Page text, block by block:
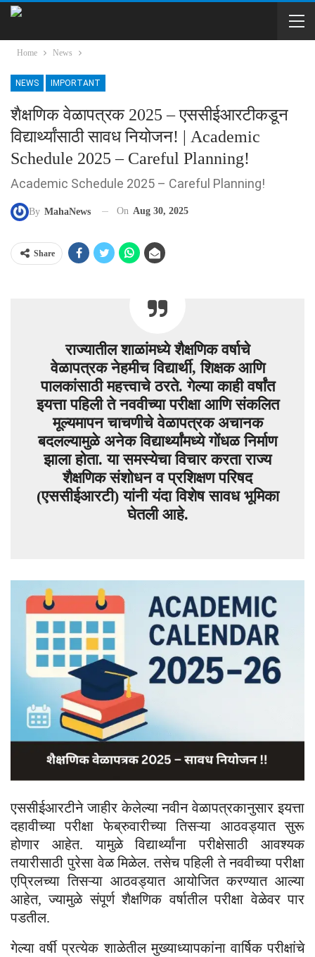
Home News
NEWS IMPORTANT
शैक्षणिक वेळापत्रक 2025 – एससीईआरटीकडून
विद्यार्थ्यांसाठी सावध नियोजन! | Academic
Schedule 2025 – Careful Planning!
Academic Schedule 2025 – Careful Planning!
By MahaNews On Aug 30, 2025
Share
राज्यातील शाळांमध्ये शैक्षणिक वर्षाचे
वेळापत्रक नेहमीच विद्यार्थी, शिक्षक आणि
पालकांसाठी महत्त्वाचे ठरते. गेल्या काही वर्षांत
इयत्ता पहिली ते नववीच्या परीक्षा आणि संकलित
मूल्यमापन चाचणीचे वेळापत्रक अचानक
बदलल्यामुळे अनेक विद्यार्थ्यांमध्ये गोंधळ निर्माण
झाला होता. या समस्येचा विचार करता राज्य
शैक्षणिक संशोधन व प्रशिक्षण परिषद
(एससीईआरटी) यांनी यंदा विशेष सावध भूमिका
घेतली आहे.
एससीईआरटीने जाहीर केलेल्या नवीन वेळापत्रकानुसार इयत्ता
दहावीच्या परीक्षा फेब्रुवारीच्या तिसऱ्या आठवड्यात सुरू
होणार आहेत. यामुळे विद्यार्थ्यांना परीक्षेसाठी आवश्यक
तयारीसाठी पुरेसा वेळ मिळेल. तसेच पहिली ते नववीच्या परीक्षा
एप्रिलच्या तिसऱ्या आठवड्यात आयोजित करण्यात आल्या
आहेत, ज्यामुळे संपूर्ण शैक्षणिक वर्षातील परीक्षा वेळेवर पार
पडतील.
गेल्या वर्षी प्रत्येक शाळेतील मुख्याध्यापकांना वार्षिक परीक्षांचे